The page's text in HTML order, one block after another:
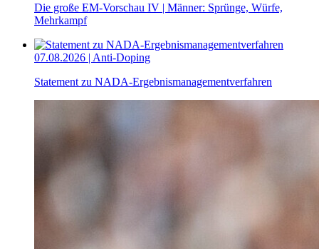
Die große EM-Vorschau IV | Männer: Sprünge, Würfe,
Mehrkampf
07.08.2026 | Anti-Doping
Statement zu NADA-Ergebnismanagementverfahren